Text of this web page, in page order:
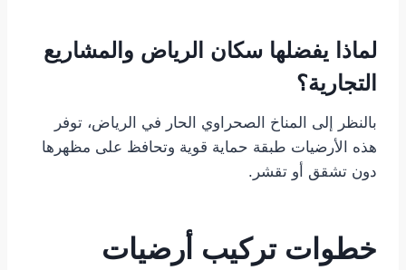
لماذا يفضلها سكان الرياض والمشاريع
التجارية؟
بالنظر إلى المناخ الصحراوي الحار في الرياض، توفر
هذه الأرضيات طبقة حماية قوية وتحافظ على مظهرها
دون تشقق أو تقشر.
خطوات تركيب أرضيات